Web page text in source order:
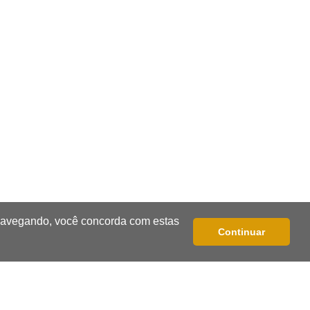
você concorda com estas
Continuar